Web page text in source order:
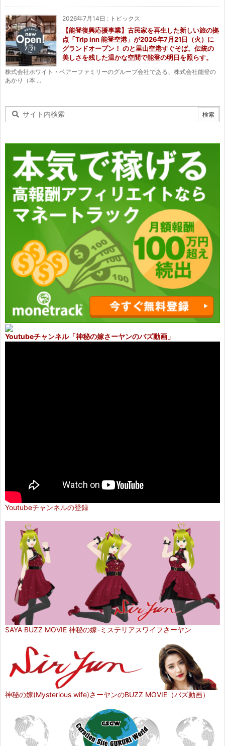
2026年7月14日 : トピックス
【能登復興応援事業】古民家を再生した新しい旅の拠
点「Trip inn 能登空港」が2026年7月21日（火）に
グランドオープン！ のと里山空港すぐそば。伝統の
美しさを残した温かな空間で能登の明日を照らす。
株式会社ホワイト・ベアーファミリーのグループ会社である、株式会社能登の
あかり（本 ...
Youtubeチャンネル「神秘の嫁さーヤンのバズ動画」
Youtubeチャンネルの登録
SAYA BUZZ MOVIE 神秘の嫁-ミステリアスワイフさーヤン
神秘の嫁(Mysterious wife)さーヤンのBUZZ MOVIE（バズ動画）